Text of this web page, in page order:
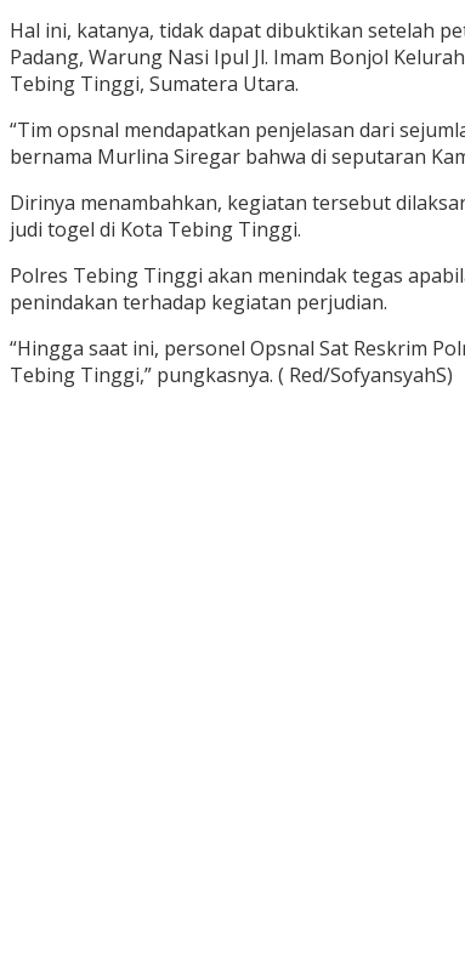
Hal ini, katanya, tidak dapat dibuktikan setelah
Padang, Warung Nasi Ipul Jl. Imam Bonjol
Tebing Tinggi, Sumatera Utara.
“Tim opsnal mendapatkan penjelasan dari
bernama Murlina Siregar bahwa di seputaran
Dirinya menambahkan, kegiatan tersebut
judi togel di Kota Tebing Tinggi.
Polres Tebing Tinggi akan menindak tegas
penindakan terhadap kegiatan perjudian.
“Hingga saat ini, personel Opsnal Sat Reskrim
Tebing Tinggi,” pungkasnya. ( Red/SofyansyahS)